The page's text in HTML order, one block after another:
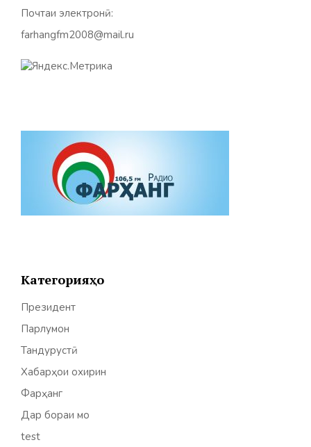
Почтаи электронӣ:
farhangfm2008@mail.ru
Категорияҳо
Президент
Парлумон
Тандурустӣ
Хабарҳои охирин
Фарҳанг
Дар бораи мо
test